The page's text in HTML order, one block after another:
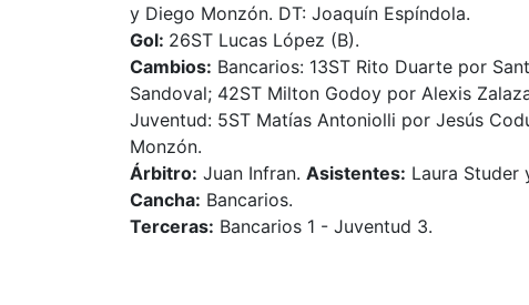
y Diego Monzón. DT: Joaquín Espíndola.
Gol: 26ST Lucas López (B).
Cambios: Bancarios: 13ST Rito Duarte por
Sandoval; 42ST Milton Godoy por Alexis
Juventud: 5ST Matías Antoniolli por Jesús
Monzón.
Árbitro: Juan Infran. Asistentes: Laura Studer
Cancha: Bancarios.
Terceras: Bancarios 1 - Juventud 3.